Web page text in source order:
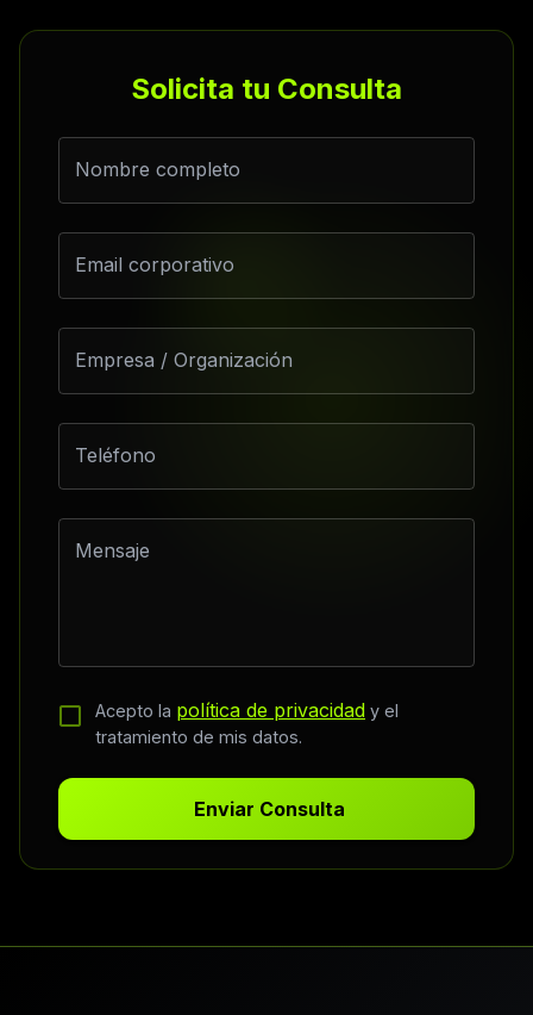
Solicita tu Consulta
Nombre completo
Email corporativo
Empresa / Organización
Teléfono
Mensaje
Acepto la política de privacidad y el
tratamiento de mis datos.
Enviar Consulta